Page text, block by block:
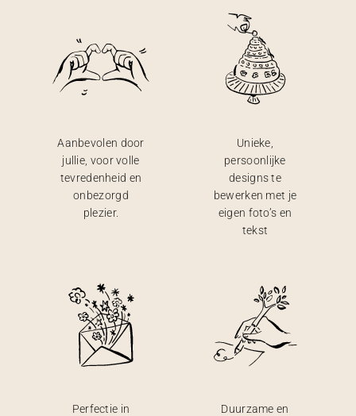
Aanbevolen door
jullie, voor volle
tevredenheid en
onbezorgd
plezier.
Unieke,
persoonlijke
designs te
bewerken met je
eigen foto’s en
tekst
Perfectie in
Duurzame en